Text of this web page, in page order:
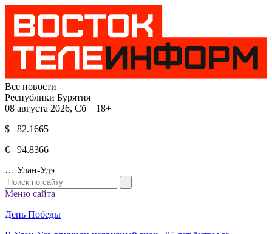
Все новости
Республики Бурятия
08 августа 2026, Сб 18+
$ 82.1665
€ 94.8366
… Улан-Удэ
Меню сайта
День Победы